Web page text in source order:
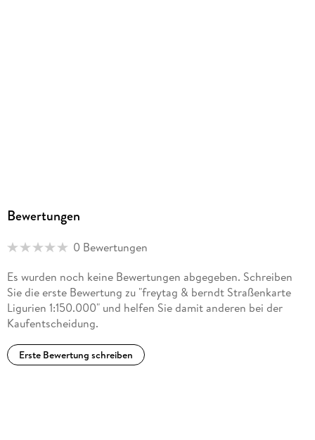
Bewertungen
0 Bewertungen
Es wurden noch keine Bewertungen abgegeben. Schreiben
Sie die erste Bewertung zu "freytag & berndt Straßenkarte
Ligurien 1:150.000" und helfen Sie damit anderen bei der
Kaufentscheidung.
Erste Bewertung schreiben